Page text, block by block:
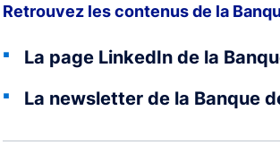
Retrouvez les contenus de la
La page LinkedIn de la
La newsletter de la Banque